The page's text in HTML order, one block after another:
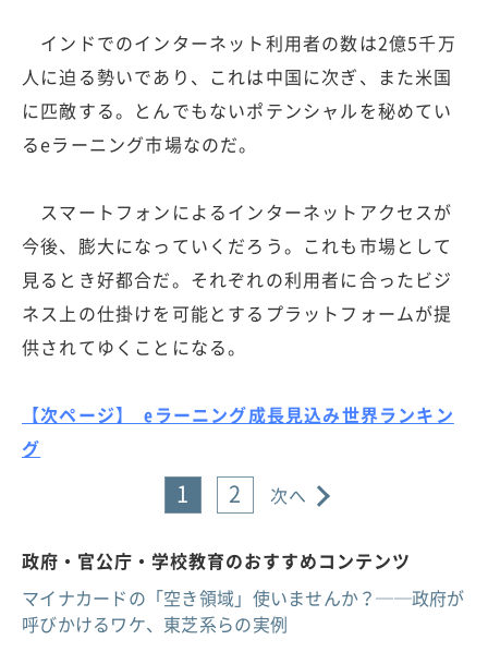
インドでのインターネット利用者の数は2億5千万
人に迫る勢いであり、これは中国に次ぎ、また米国
に匹敵する。とんでもないポテンシャルを秘めてい
るeラーニング市場なのだ。
スマートフォンによるインターネットアクセスが
今後、膨大になっていくだろう。これも市場として
見るとき好都合だ。それぞれの利用者に合ったビジ
ネス上の仕掛けを可能とするプラットフォームが提
供されてゆくことになる。
【次ページ】 eラーニング成長見込み世界ランキン
グ
1 2 次へ
政府・官公庁・学校教育のおすすめコンテンツ
マイナカードの「空き領域」使いませんか？──政府が
呼びかけるワケ、東芝系らの実例